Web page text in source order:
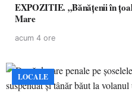
EXPOZITIE. „Bănățenii în
Mare
acum 4 ore
LOCALE